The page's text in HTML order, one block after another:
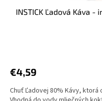
INSTICK Ľadová Káva
€4,59
Chuť Ľadovej 80% Kávy,